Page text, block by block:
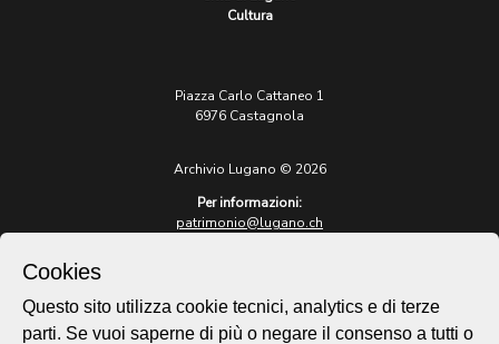
Cultura
Piazza Carlo Cattaneo 1
6976 Castagnola
Archivio Lugano © 2026
Per informazioni:
patrimonio@lugano.ch
lugano.ch
Cookies
Questo sito utilizza cookie tecnici, analytics e di terze
parti. Se vuoi saperne di più o negare il consenso a tutti o